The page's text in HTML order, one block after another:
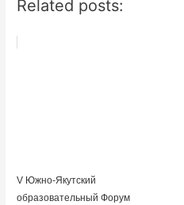
Related posts:
V Южно-Якутский
образовательный Форум